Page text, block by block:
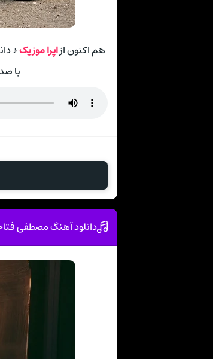
هم اکنون ازاپرا موزیک♪
با
دانلود آهنگ مصطفی